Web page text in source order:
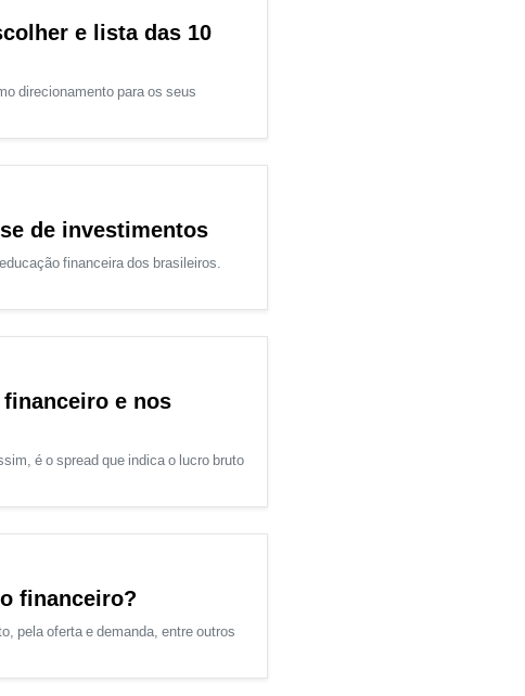
e lista das 10
direcionamento para os seus
de investimentos
financeira dos brasileiros.
e nos
é o spread que indica o lucro bruto
financeiro?
pela oferta e demanda, entre outros